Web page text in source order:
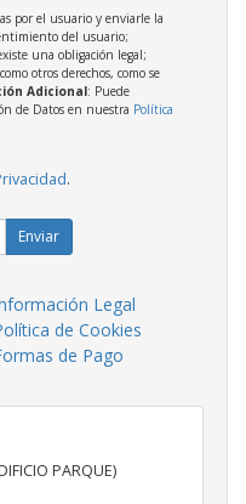
por el usuario y enviarle la
del usuario;
una obligación legal;
otros derechos, como se
Adicional: Puede
de Datos en nuestra Política
.
Enviar
Legal
de Cookies
de Pago
PARQUE)